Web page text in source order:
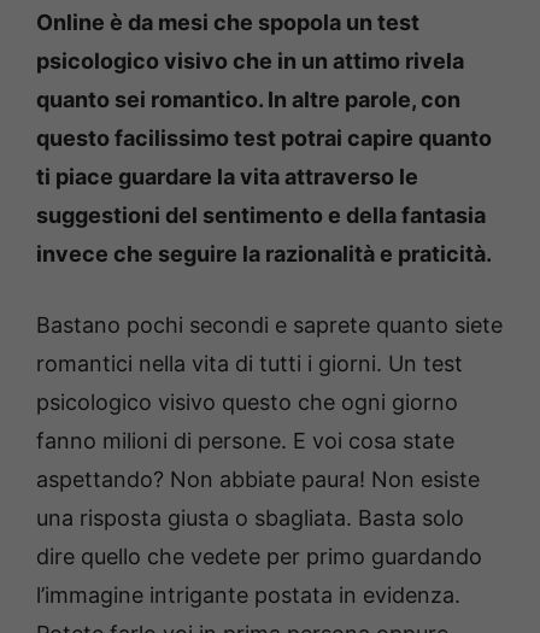
Online è da mesi che spopola un test
psicologico visivo che in un attimo rivela
quanto sei romantico. In altre parole, con
questo facilissimo test potrai capire quanto
ti piace guardare la vita attraverso le
suggestioni del sentimento e della fantasia
invece che seguire la razionalità e praticità.
Bastano pochi secondi e saprete quanto siete
romantici nella vita di tutti i giorni. Un test
psicologico visivo questo che ogni giorno
fanno milioni di persone. E voi cosa state
aspettando? Non abbiate paura! Non esiste
una risposta giusta o sbagliata. Basta solo
dire quello che vedete per primo guardando
l’immagine intrigante postata in evidenza.